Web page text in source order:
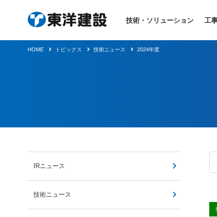
技術・ソリューション 工
HOME トピックス 技術ニュース 2024年度
IRニュース
技術ニュース